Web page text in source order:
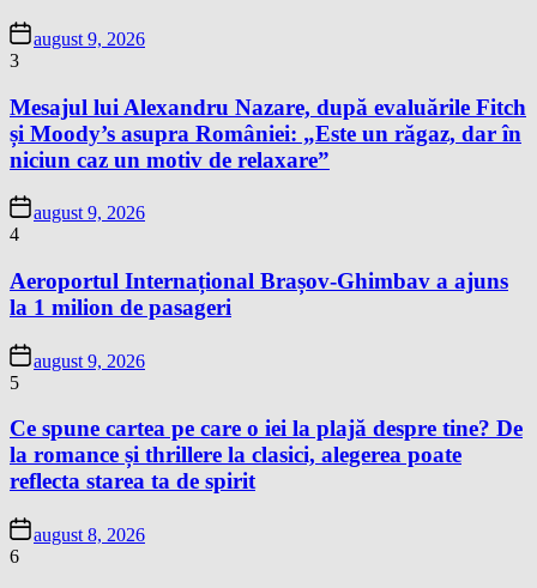
august 9, 2026
3
Mesajul lui Alexandru Nazare, după evaluările Fitch
și Moody’s asupra României: „Este un răgaz, dar în
niciun caz un motiv de relaxare”
august 9, 2026
4
Aeroportul Internațional Brașov-Ghimbav a ajuns
la 1 milion de pasageri
august 9, 2026
5
Ce spune cartea pe care o iei la plajă despre tine? De
la romance și thrillere la clasici, alegerea poate
reflecta starea ta de spirit
august 8, 2026
6